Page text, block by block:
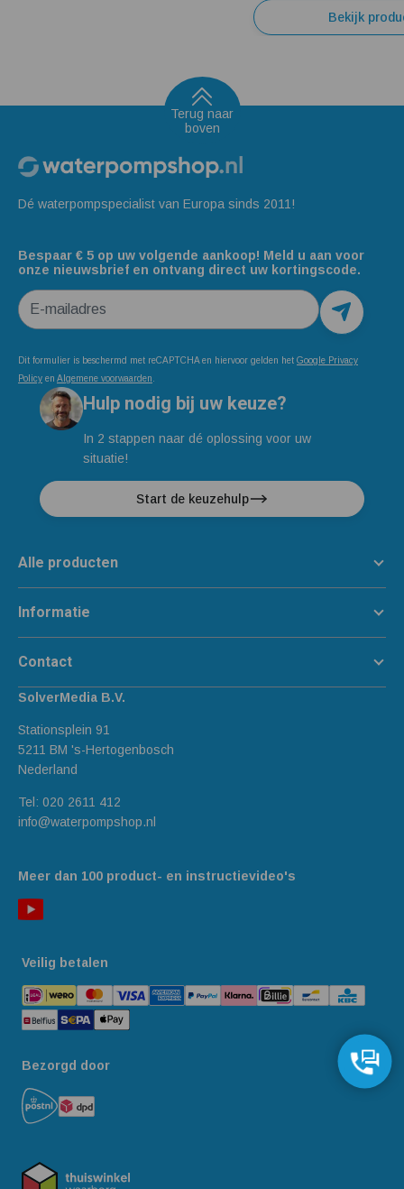
Bekijk
Terug naar
boven
Dé waterpompspecialist van Europa sinds 2011!
Bespaar € 5 op uw volgende aankoop! Meld u aan voor
onze nieuwsbrief en ontvang direct uw kortingscode.
E-mailadres
Dit formulier is beschermd met reCAPTCHA en hiervoor gelden het Google Privacy
Policy en Algemene voorwaarden.
Hulp nodig bij uw keuze?
In 2 stappen naar dé oplossing voor uw
situatie!
Start de keuzehulp
Meer dan 100 product- en instructievideo's
Alle producten
Informatie
Contact
SolverMedia B.V.
Stationsplein 91
5211 BM 's-Hertogenbosch
Nederland
Tel: 020 2611 412
info@waterpompshop.nl
Veilig betalen
Bezorgd door